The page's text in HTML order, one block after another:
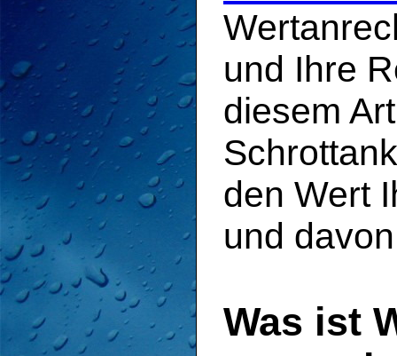
und Ihre
diesem
den Wert
und
Was ist